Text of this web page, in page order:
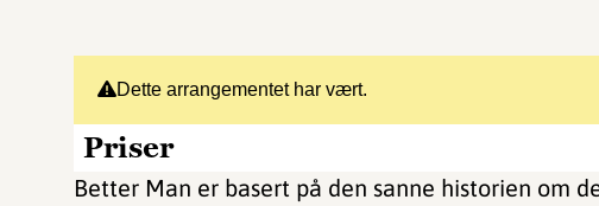
Dette arrangementet har vært.
Priser
Better Man er basert på den sanne historien om